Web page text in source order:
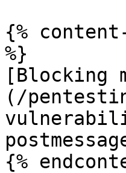
{%
%}
[Blocking
(/
{%